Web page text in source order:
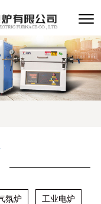
氛炉 工业电炉